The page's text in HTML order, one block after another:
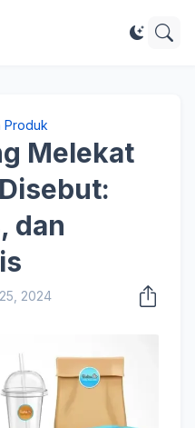
Produk
Melekat
dan
2024